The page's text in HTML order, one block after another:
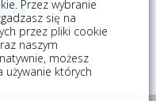
Przez wybranie
się na
przez pliki cookie
naszym
możesz
używanie których